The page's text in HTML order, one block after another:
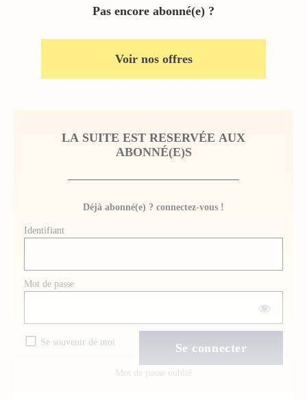
Pas encore abonné(e) ?
Voir nos offres
LA SUITE EST RESERVÉE AUX
ABONNÉ(E)S
Déjà abonné(e) ? connectez-vous !
Identifiant
Mot de passe
Se souvenir de moi
Mot de passe oublié